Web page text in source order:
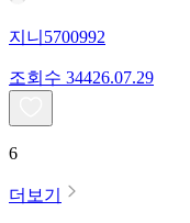
지니5700992
조회수 34426.07.29
6
더보기